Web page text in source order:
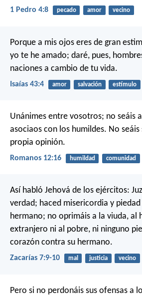
1 Pedro 4:8 pecado amor vecino
Porque a mis ojos eres de gran
yo te he amado; daré, pues,
naciones a cambio de tu vida.
Isaías 43:4 amor salvación estímulo
Unánimes entre vosotros; no seáis
asociaos con los humildes. No seáis
propia opinión.
Romanos 12:16 humildad comunidad
Así habló Jehová de los ejércitos:
verdad; haced misericordia y
hermano; no oprimáis a la viuda, al
extranjero ni al pobre, ni ninguno
corazón contra su hermano.
Zacarías 7:9-10 mal justicia vecino
Pero si no perdonáis sus ofensas a